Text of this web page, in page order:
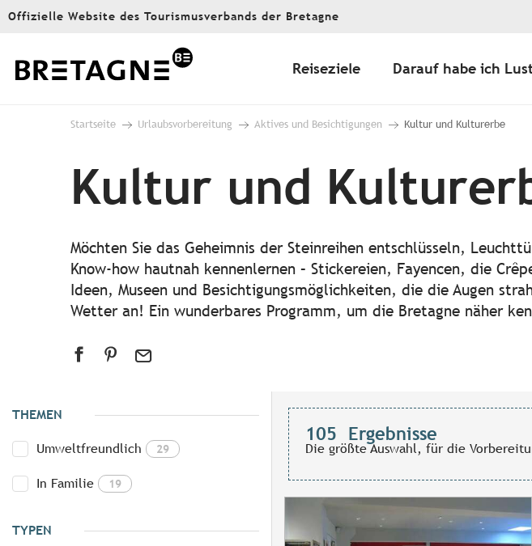
Aller
principal
Offizielle Website des Tourismusverbands der Bretagne
Reiseziele Darauf habe ich
Startseite Urlaubsvorbereitung Aktives und Besichtigungen Kultur und Kulturerbe
Kultur und
Möchten Sie das Geheimnis der Steinreihen entschlüsseln,
Know-how hautnah kennenlernen – Stickereien, Fayencen, die
Ideen, Museen und Besichtigungsmöglichkeiten, die die Augen
Wetter an! Ein wunderbares Programm, um die Bretagne näher
THEMEN
Umweltfreundlich 29
In Familie 19
TYPEN
105 Ergebnisse
Die größte Auswahl, für die